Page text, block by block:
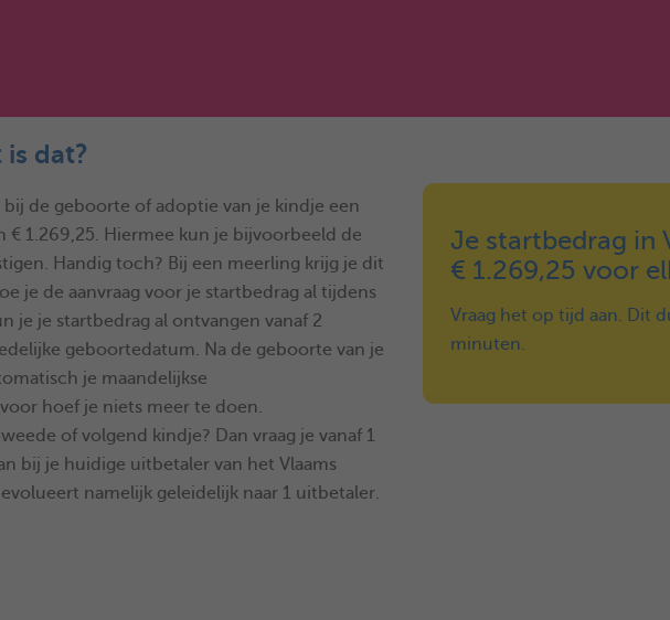
dat?
bij de geboorte of adoptie van je kindje een
€ 1.269,25. Hiermee kun je bijvoorbeeld de
Handig toch? Bij een meerling krijg je dit
je de aanvraag voor je startbedrag al tijdens
je je startbedrag al ontvangen vanaf 2
geboortedatum. Na de geboorte van je
je maandelijkse
hoef je niets meer te doen.
of volgend kindje? Dan vraag je vanaf 1
bij je huidige uitbetaler van het Vlaams
namelijk geleidelijk naar 1 uitbetaler.
Je startbedrag in
€ 1.269,25 voor
Vraag het op tijd aan. Dit
minuten.